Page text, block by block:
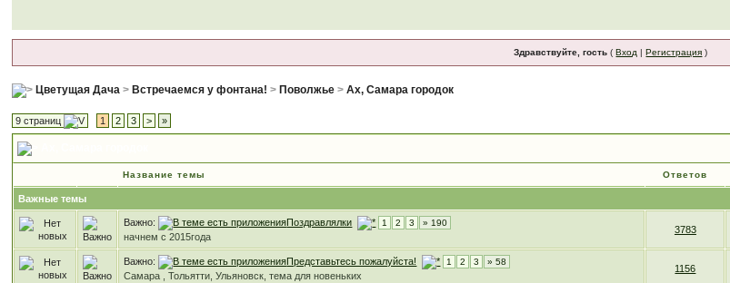
Здравствуйте, гость (Вход |Регистрация )
Цветущая Дача > Встречаемся у фонтана! > Поволжье >Ах, Самара городок
9 страниц 1 2 3 > »
Название темы Ответов
Важные темы
Важно: Поздравлялки 1 2 3 » 190
начнем с 2015года
3783
Важно: Представьтесь пожалуйста! 1 2 3 » 58
Самара , Тольятти, Ульяновск, тема для новеньких
1156